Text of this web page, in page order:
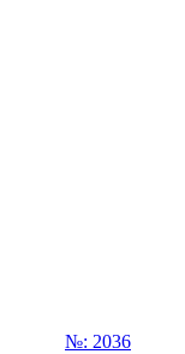
№: 2036